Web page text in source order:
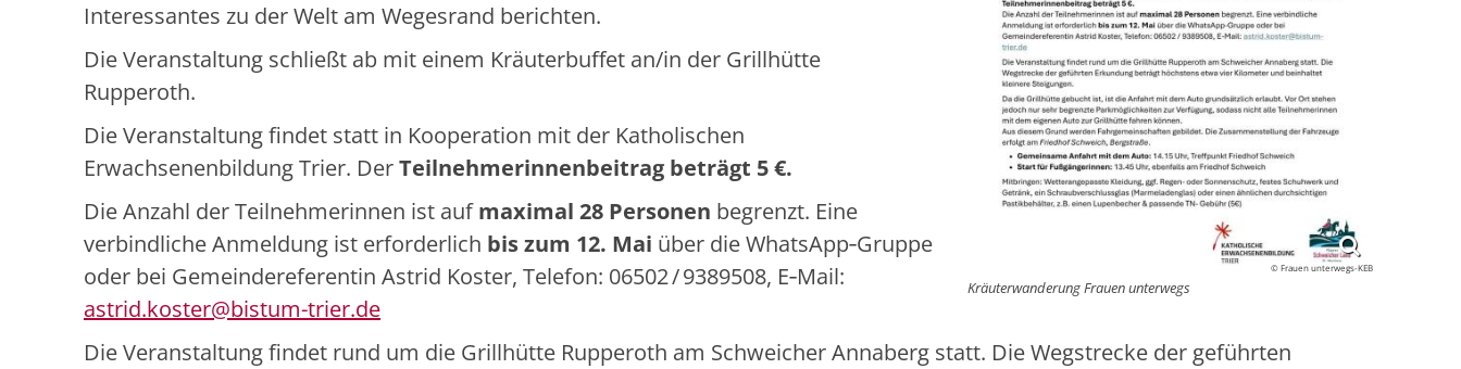
© Frauen unterwegs-KEB
Kräuterwanderung Frauen unterwegs
Interessantes zu der Welt am Wegesrand berichten.
Die Veranstaltung schließt ab mit einem Kräuterbuffet an/in der Grillhütte
Rupperoth.
Die Veranstaltung findet statt in Kooperation mit der Katholischen
Erwachsenenbildung Trier. DerTeilnehmerinnenbeitrag beträgt 5 €.
Die Anzahl der Teilnehmerinnen ist aufmaximal 28 Personen begrenzt. Eine
verbindliche Anmeldung ist erforderlich bis zum 12. Mai über die WhatsApp‑Gruppe
oder bei Gemeindereferentin Astrid Koster, Telefon: 06502 / 9389508, E‑Mail:
astrid.koster@bistum-trier.de
Die Veranstaltung findet rund um die Grillhütte Rupperoth am Schweicher Annaberg statt. Die Wegstrecke der geführten